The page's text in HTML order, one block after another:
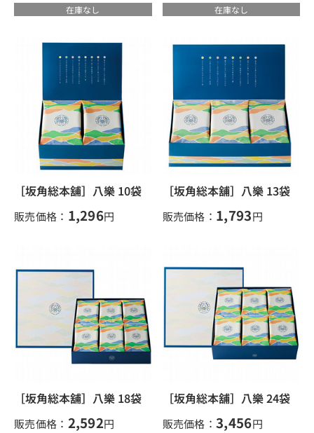
在庫なし 在庫なし
［坂角総本舖］八樂 10袋
販売価格： 1,296円
［坂角総本舖］八樂 13袋
販売価格： 1,793円
［坂角総本舖］八樂 18袋
販売価格： 2,592円
［坂角総本舖］八樂 24袋
販売価格： 3,456円